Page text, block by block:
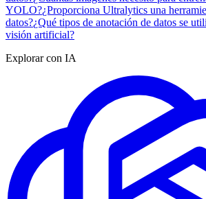
YOLO?¿Proporciona Ultralytics una
datos?¿Qué tipos de anotación de datos se
visión artificial?
Explorar con IA